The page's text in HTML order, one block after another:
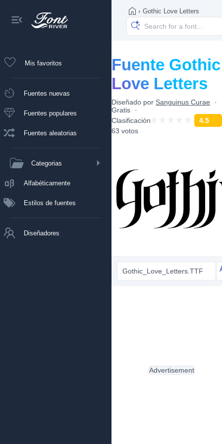
Mis favoritos
Fuentes nuevas
Fuentes populares
Fuentes aleatorias
Categorias
Alfabéticamente
Estilos de fuentes
Diseñadores
› Gothic Love Letters
Fuente Gothic
Love Letters
Diseñado por Sanguinus Curae
Gratis
Clasificación
4.5
63 votos
Gothic_Love_Letters.TTF
Advertisement